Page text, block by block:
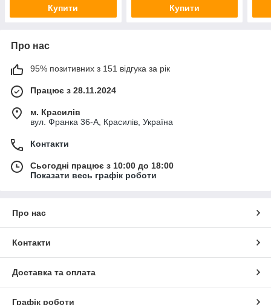
Купити Купити
Про нас
95% позитивних з 151 відгука за рік
Працює з 28.11.2024
м. Красилів
вул. Франка 36-А, Красилів, Україна
Контакти
Сьогодні працює з 10:00 до 18:00
Показати весь графік роботи
Про нас
Контакти
Доставка та оплата
Графік роботи